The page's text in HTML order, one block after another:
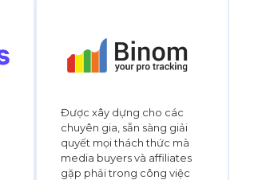
Được xây dựng cho các
chuyên gia, sẵn sàng giải
quyết mọi thách thức mà
media buyers và affiliates
gặp phải trong công việc